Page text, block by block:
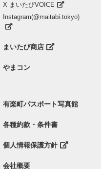
X まいたびVOICE
Instagram(@maitabi.tokyo)
まいたび商店
やまコン
有楽町パスポート写真館
各種約款・条件書
個人情報保護方針
会社概要